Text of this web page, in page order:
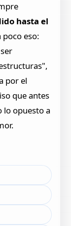
hasta el
poco eso:
por el
que antes
lo opuesto a